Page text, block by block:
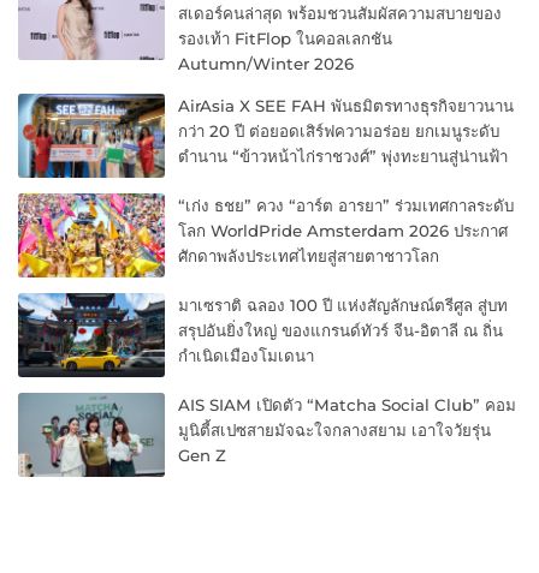
สเดอร์คนล่าสุด พร้อมชวนสัมผัสความสบายของ
รองเท้า FitFlop ในคอลเลกชัน
Autumn/Winter 2026
AirAsia X SEE FAH พันธมิตรทางธุรกิจยาวนาน
กว่า 20 ปี ต่อยอดเสิร์ฟความอร่อย ยกเมนูระดับ
ตำนาน “ข้าวหน้าไก่ราชวงศ์” พุ่งทะยานสู่น่านฟ้า
“เก่ง ธชย” ควง “อาร์ต อารยา” ร่วมเทศกาลระดับ
โลก WorldPride Amsterdam 2026 ประกาศ
ศักดาพลังประเทศไทยสู่สายตาชาวโลก
มาเซราติ ฉลอง 100 ปี แห่งสัญลักษณ์ตรีศูล สู่บท
สรุปอันยิ่งใหญ่ ของแกรนด์ทัวร์ จีน-อิตาลี ณ ถิ่น
กำเนิดเมืองโมเดนา
AIS SIAM เปิดตัว “Matcha Social Club” คอม
มูนิตี้สเปซสายมัจฉะใจกลางสยาม เอาใจวัยรุ่น
Gen Z